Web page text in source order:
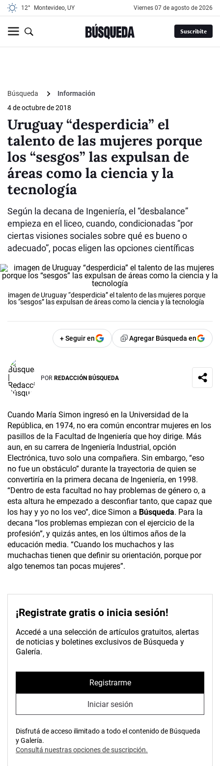
12° Montevideo, UY viernes 07 de agosto de 2026
Suscribite
Búsqueda
Información
4 de octubre de 2018
Uruguay “desperdicia” el
talento de las mujeres porque
los “sesgos” las expulsan de
áreas como la ciencia y la
tecnología
Según la decana de Ingeniería, el “desbalance”
empieza en el liceo, cuando, condicionadas “por
ciertas visiones sociales sobre qué es bueno o
adecuado”, pocas eligen las opciones científicas
imagen de Uruguay “desperdicia” el talento de las mujeres porque
los “sesgos” las expulsan de áreas como la ciencia y la tecnología
+ Seguir en Agregar Búsqueda en
POR REDACCIÓN BÚSQUEDA
Cuando María Simon ingresó en la Universidad de la
República, en 1974, no era común encontrar mujeres en los
pasillos de la Facultad de Ingeniería que hoy dirige. Más
aun, en su carrera de Ingeniería Industrial, opción
Electrónica, tuvo solo una compañera. Sin embargo, “eso
no fue un obstáculo” durante la trayectoria de quien se
convertiría en la primera decana de Ingeniería, en 1998.
“Dentro de esta facultad no hay problemas de género o, a
esta altura he empezado a desconfiar tanto, que capaz que
los hay y yo no los veo”, dice Simon a Búsqueda. Para la
decana “los problemas empiezan con el ejercicio de la
profesión”, y quizás antes, en los últimos años de la
educación media. “Cuando los muchachos y las
muchachas tienen que definir su orientación, porque por
algo tenemos tan pocas mujeres”.
¡Registrate gratis o inicia sesión!
Accedé a una selección de artículos gratuitos, alertas
de noticias y boletines exclusivos de Búsqueda y
Galería.
Registrarme
Iniciar sesión
Disfrutá de acceso ilimitado a todo el contenido de Búsqueda
y Galería.
Consultá nuestras opciones de suscripción.